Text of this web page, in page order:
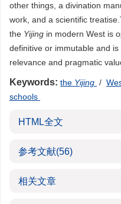
other things, a divination
work, and a scientific
the Yijing in modern West is
definitive or immutable and
relevance and pragmatic
Keywords: the Yijing /
schools
HTML全文
参考文献(56)
相关文章